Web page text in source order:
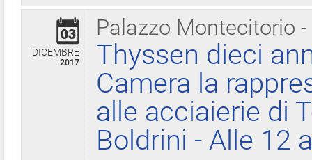
Palazzo Montecitorio
03
DICEMBRE
2017
Thyssen dieci
Camera la
alle acciaierie di
Boldrini - Alle 12